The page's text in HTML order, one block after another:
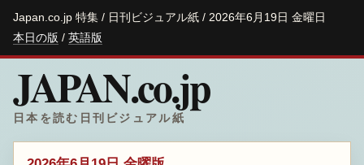
Japan.co.jp 特集 / 日刊ビジュアル紙 / 2026年6月19日 金曜日
本日の版 / 英語版
JAPAN.co.jp
日本を読む日刊ビジュアル紙